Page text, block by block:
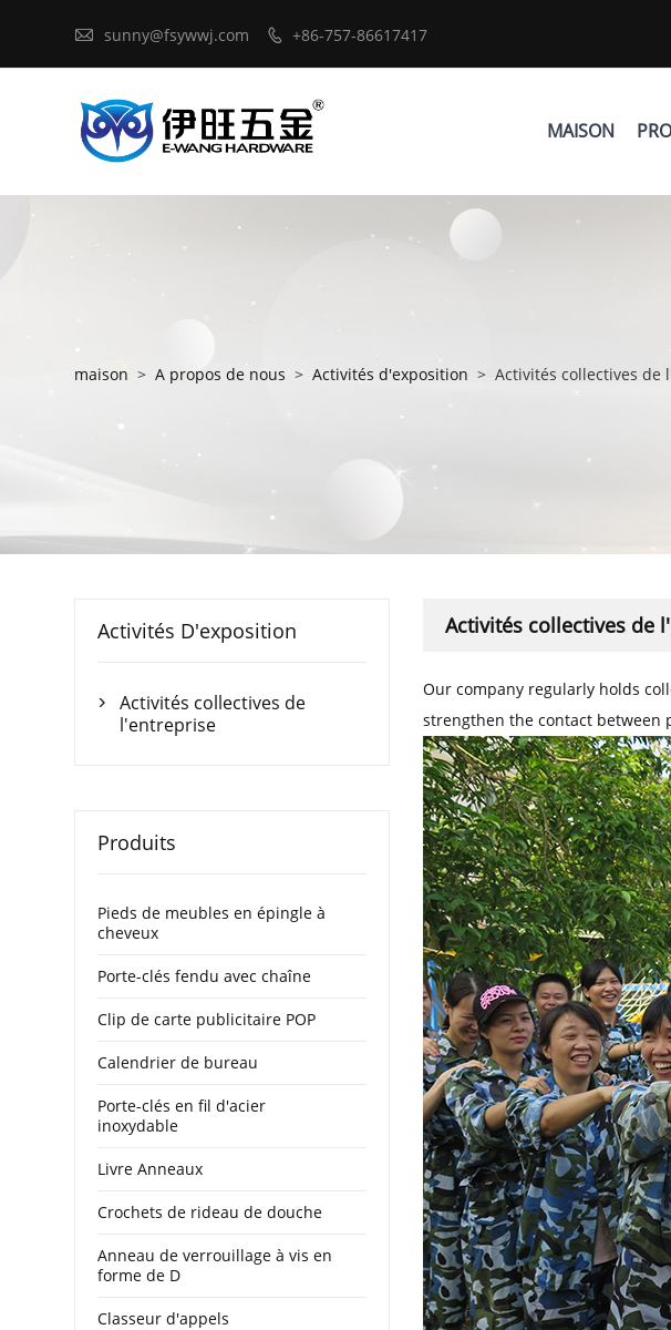
 sunny@fsywwj.com  +86-757-86617417
MAISON
maison > A propos de nous > Activités d'exposition > Activités collectives de
Activités collectives de
Our company regularly holds
strengthen the contact between
Activités D'exposition

Activités collectives de
l'entreprise
Produits
Pieds de meubles en épingle à
cheveux
Porte-clés fendu avec chaîne
Clip de carte publicitaire POP
Calendrier de bureau
Porte-clés en fil d'acier
inoxydable
Livre Anneaux
Crochets de rideau de douche
Anneau de verrouillage à vis en
forme de D
Classeur d'appels